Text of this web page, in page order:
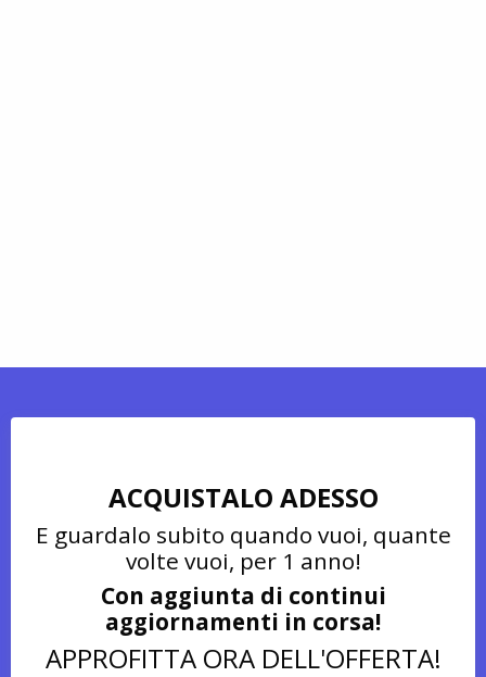
ACQUISTALO ADESSO
E guardalo subito quando vuoi, quante
volte vuoi, per 1 anno!
Con aggiunta di continui
aggiornamenti in corsa!
APPROFITTA ORA DELL'OFFERTA!